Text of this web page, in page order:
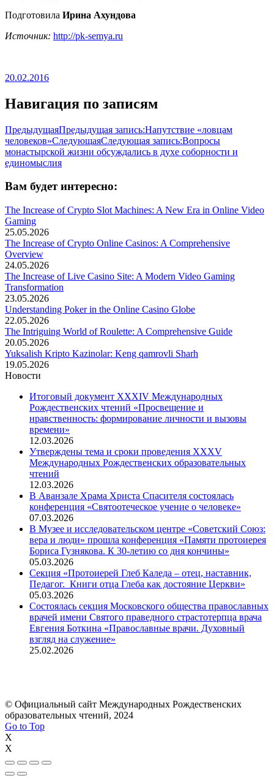
Подготовила Ирина Ахундова
Источник: http://pk-semya.ru
20.02.2016
Навигация по записям
ПредыдущаяПредыдущая запись:Напутствие «ловцам
человеков»СледующаяСледующая запись:Вопросы
монастырской жизни обсуждались в духе соборности и
единомыслия
Вам будет интересно:
The Increase of Crypto Slot Machines: A New Era in Online Video
Gaming
25.05.2026
The Increase of Crypto Online Casinos: A Comprehensive
Overview
24.05.2026
The Increase of Live Casino Site: A Modern Video Gaming
Transformation
23.05.2026
Understanding Poker in the Online Casino Globe
22.05.2026
The Intriguing World of Roulette: A Comprehensive Guide
20.05.2026
Yuksalish Kripto Kazinolar: Keng qamrovli Sharh
19.05.2026
Новости
Итоговый документ XXХIV Международных
Рождественских чтений «Просвещение и
нравственность: формирование личности и вызовы
времени»
12.03.2026
Утверждены тема и сроки проведения XXXV
Международных Рождественских образовательных
чтений
12.03.2026
В Аванзале Храма Христа Спасителя состоялась
конференция «Святоотеческое учение о человеке»
07.03.2026
В Музее и исследовательском центре «Советский Союз:
вера и люди» прошла конференция «Памяти протоиерея
Бориса Гузнякова. К 30-летию со дня кончины»
05.03.2026
Секция «Протоиерей Глеб Каледа – отец, наставник,
Педагог. Книги отца Глеба как достояние Церкви»
05.03.2026
Состоялась секция Московского общества православных
врачей имени Святого праведного страстотерпца врача
Евгения Боткина «Православные врачи. Духовный
взгляд на служение»
25.02.2026
© Официальный сайт Международных Рождественских
образовательных чтений, 2024
Go to Top
X
X